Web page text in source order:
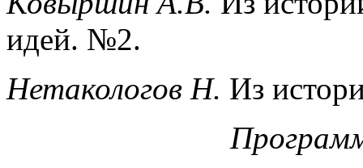
идей. №2.
Нетакологов Н. Из